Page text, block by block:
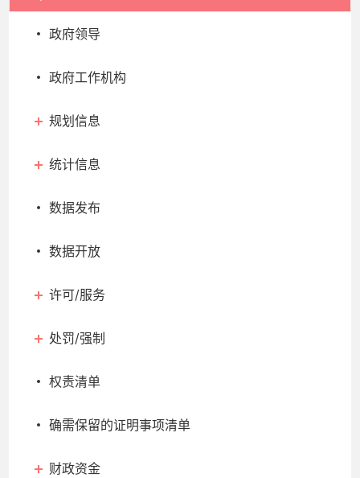
政府领导
政府工作机构
规划信息
统计信息
数据发布
数据开放
许可/服务
处罚/强制
权责清单
确需保留的证明事项清单
财政资金